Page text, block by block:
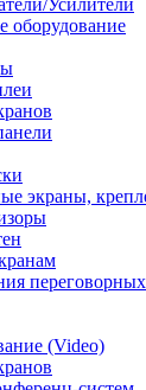
Усилители
оборудование
экраны,
(Video)